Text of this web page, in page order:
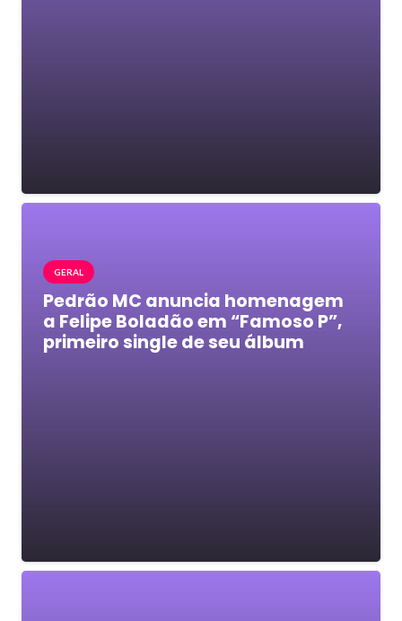
GERAL
Pedrão MC anuncia homenagem
a Felipe Boladão em “Famoso P”,
primeiro single de seu álbum